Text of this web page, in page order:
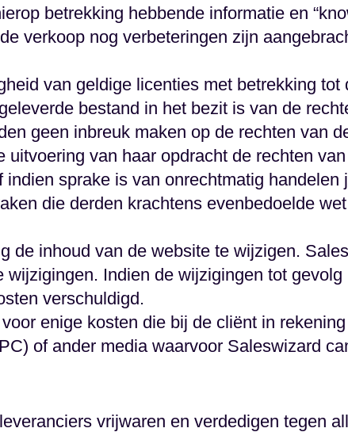
betrekking hebbende informatie en
verkoop nog verbeteringen zijn
van geldige licenties met betrekking
bestand in het bezit is van de
geen inbreuk maken op de rechten van
van haar opdracht de rechten
sprake is van onrechtmatig handelen
die derden krachtens evenbedoelde
de inhoud van de website te wijzigen.
Indien de wijzigingen tot
verschuldigd.
enige kosten die bij de cliënt in
of ander media waarvoor Saleswizard
vrijwaren en verdedigen tegen